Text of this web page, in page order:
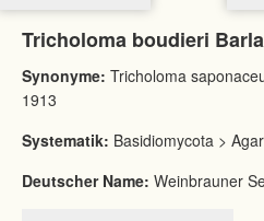
Tricholoma boudieri Barla
Synonyme: Tricholoma
1913
Systematik: Basidiomycota >
Deutscher Name: Weinbrauner